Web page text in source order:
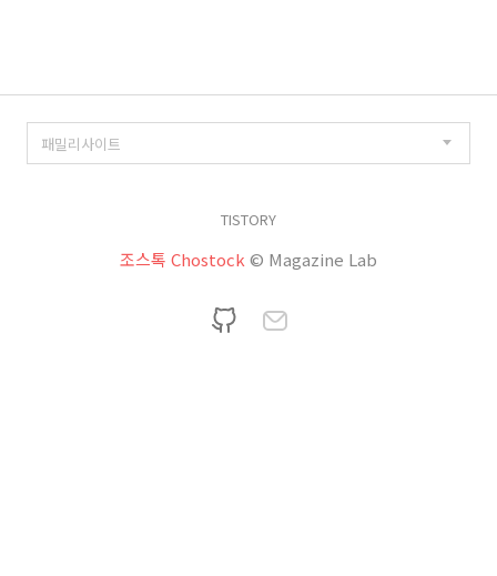
TISTORY
조스톡 Chostock © Magazine Lab